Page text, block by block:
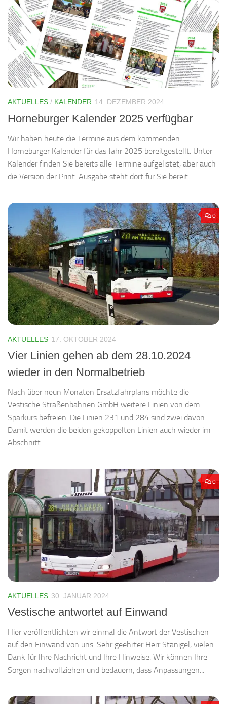
AKTUELLES / KALENDER 14. DEZEMBER 2024
Horneburger Kalender 2025 verfügbar
Wir haben heute die Termine aus dem kommenden
Horneburger Kalender für das Jahr 2025 bereitgestellt. Unter
Kalender finden Sie bereits alle Termine aufgelistet, aber auch
die Version der Print-Ausgabe steht dort für Sie bereit....
0
AKTUELLES 17. OKTOBER 2024
Vier Linien gehen ab dem 28.10.2024
wieder in den Normalbetrieb
Nach über neun Monaten Ersatzfahrplans möchte die
Vestische Straßenbahnen GmbH weitere Linien von dem
Sparkurs befreien. Die Linien 231 und 284 sind zwei davon.
Damit werden die beiden gekoppelten Linien auch wieder im
Abschnitt...
0
AKTUELLES 30. JANUAR 2024
Vestische antwortet auf Einwand
Hier veröffentlichten wir einmal die Antwort der Vestischen
auf den Einwand von uns. Sehr geehrter Herr Stanigel, vielen
Dank für Ihre Nachricht und Ihre Hinweise. Wir können Ihre
Sorgen nachvollziehen und bedauern, dass Anpassungen...